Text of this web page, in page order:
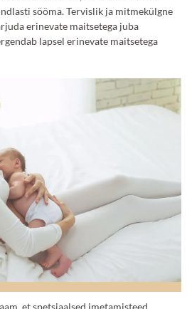
sööma. Tervislik ja mitmekülgne
erinevate maitsetega juba
lapsel erinevate maitsetega